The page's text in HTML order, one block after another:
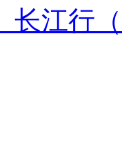
长江行